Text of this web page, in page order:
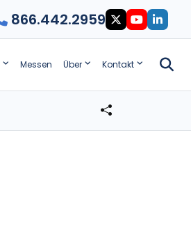
866.442.2959
Messen Über Kontakt